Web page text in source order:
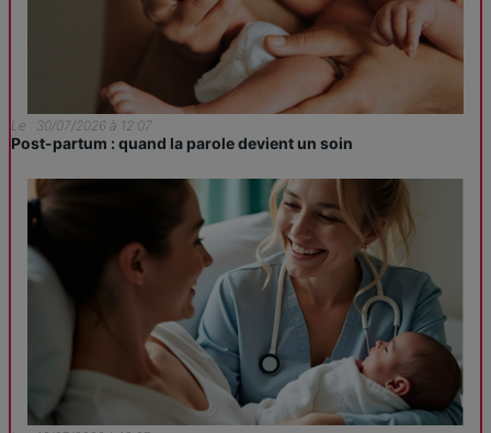
Le : 30/07/2026 à 12:07
Post-partum : quand la parole devient un soin